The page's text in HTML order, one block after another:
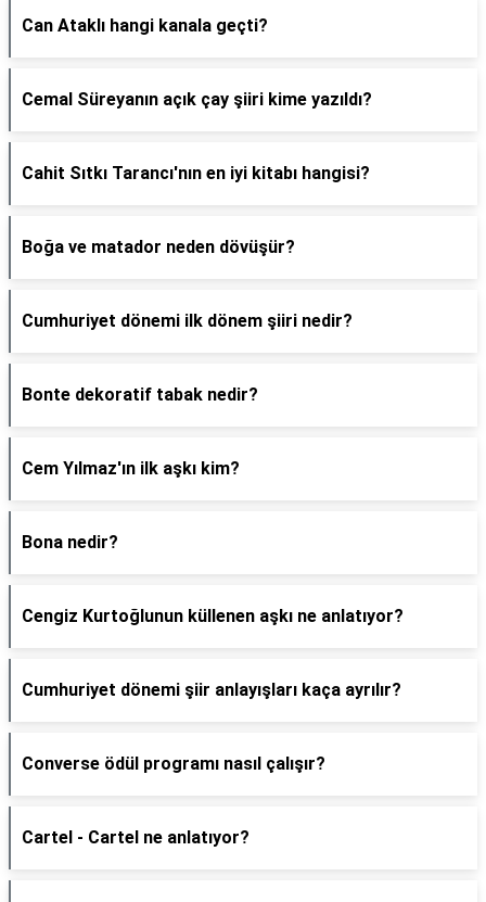
Can Ataklı hangi kanala geçti?
Cemal Süreyanın açık çay şiiri kime yazıldı?
Cahit Sıtkı Tarancı'nın en iyi kitabı hangisi?
Boğa ve matador neden dövüşür?
Cumhuriyet dönemi ilk dönem şiiri nedir?
Bonte dekoratif tabak nedir?
Cem Yılmaz'ın ilk aşkı kim?
Bona nedir?
Cengiz Kurtoğlunun küllenen aşkı ne anlatıyor?
Cumhuriyet dönemi şiir anlayışları kaça ayrılır?
Converse ödül programı nasıl çalışır?
Cartel - Cartel ne anlatıyor?